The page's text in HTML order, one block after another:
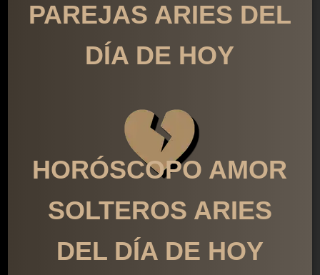
PAREJAS ARIES DEL
DÍA DE HOY
HORÓSCOPO AMOR
SOLTEROS ARIES
DEL DÍA DE HOY